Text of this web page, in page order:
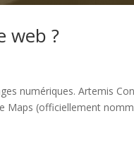
web ?
numériques. Artemis
Maps (officiellement